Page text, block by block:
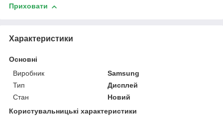
Приховати
Характеристики
Основні
Виробник
Samsung
Тип
Дисплей
Стан
Новий
Користувальницькі характеристики